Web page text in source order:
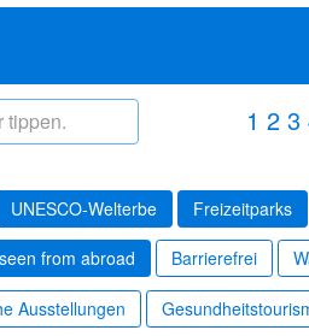
1 2 3
UNESCO-Welterbe Freizeitparks
from abroad Barrierefrei
Ausstellungen